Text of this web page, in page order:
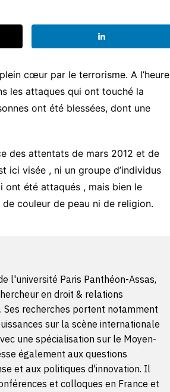
cœur par le terrorisme. A l’heure
les attaques qui ont touché la
ont été blessées, dont une
des attentats de mars 2012 et de
ici visée , ni un groupe d’individus
ont été attaqués , mais bien le
couleur de peau ni de religion.
l'université Paris Panthéon-Assas,
en droit & relations
Ses recherches portent notamment
sur la scène internationale
une spécialisation sur le Moyen-
également aux questions
et aux politiques d'innovation. Il
et colloques en France et